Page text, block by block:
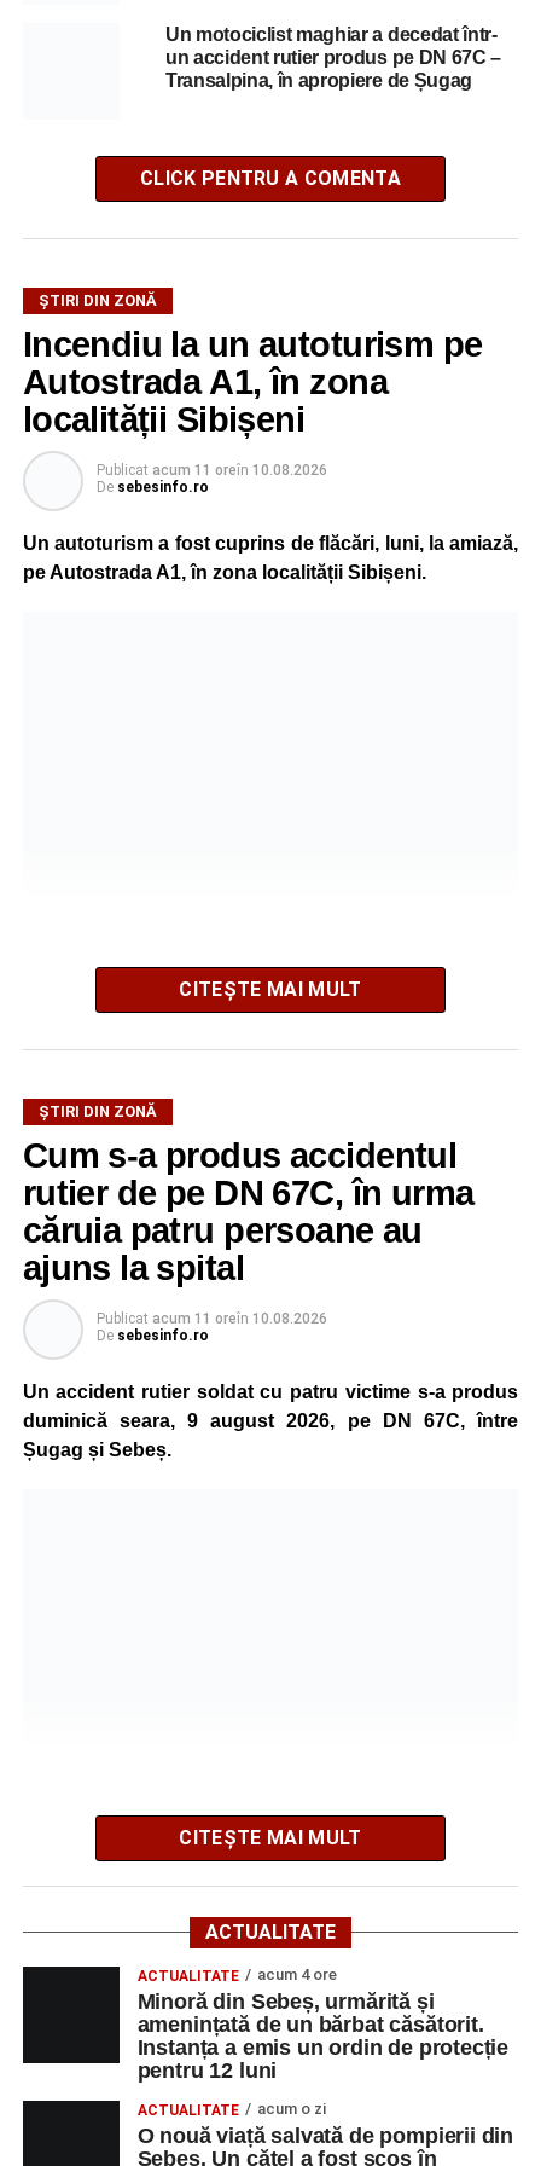
Un motociclist maghiar a decedat într-
un accident rutier produs pe DN 67C –
Transalpina, în apropiere de Șugag
CLICK PENTRU A COMENTA
ȘTIRI DIN ZONĂ
Incendiu la un autoturism pe
Autostrada A1, în zona
localității Sibișeni
Publicat acum 11 oreîn 10.08.2026
De sebesinfo.ro
Un autoturism a fost cuprins de flăcări, luni, la amiază,
pe Autostrada A1, în zona localității Sibișeni.
La fața locului intervine Detașamentul de Pompieri
Sebeș, cu o autospecială de stingere cu apă și spumă.
privind existența unor victime sau cauza izbucnirii focului.
Adaugă-ne ca sursă preferată
Urmărește-ne pe Google News
Ultimele știri din Sebeș
Minoră din Sebeș, urmărită și amenințată de un
bărbat căsătorit. Instanța a emis un ordin de
CITEȘTE MAI MULT
ȘTIRI DIN ZONĂ
Cum s-a produs accidentul
rutier de pe DN 67C, în urma
căruia patru persoane au
ajuns la spital
Publicat acum 11 oreîn 10.08.2026
De sebesinfo.ro
Un accident rutier soldat cu patru victime s-a produs
duminică seara, 9 august 2026, pe DN 67C, între
Șugag și Sebeș.
Poliția Municipiului Sebeș a fost sesizată, prin SNUAU
112, în jurul orei 20:41, cu privire la producerea
evenimentului rutier.
Din primele cercetări efectuate la fața locului, polițiștii au
stabilit că o femeie de 29 de ani, din municipiul Sebeș,
care conducea un autoturism pe direcția Șugag – Sebeș,
a intrat în coliziune cu un alt autoturism, condus
regulamentar din sens opus, respectiv Sebeș – Șugag, de
un bărbat de 62 de ani, din orașul Petrila, județul
CITEȘTE MAI MULT
ACTUALITATE
ACTUALITATE acum 4 ore
Minoră din Sebeș, urmărită și
amenințată de un bărbat căsătorit.
Instanța a emis un ordin de protecție
pentru 12 luni
ACTUALITATE acum o zi
O nouă viață salvată de pompierii din
Sebeș. Un cățel a fost scos în